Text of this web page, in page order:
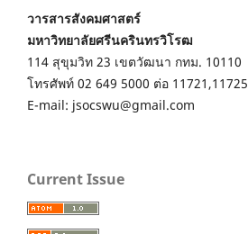
วารสารสังคมศาสตร์
มหาวิทยาลัยศรีนครินทรวิโรฒ
114 สุขุมวิท 23 เขตวัฒนา กทม. 10110
โทรศัพท์ 02 649 5000 ต่อ 11721,11725
E-mail: jsocswu@gmail.com
Current Issue